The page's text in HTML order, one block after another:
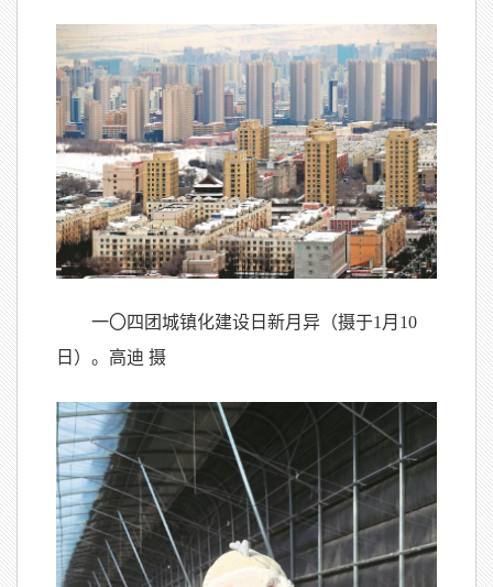
一〇四团城镇化建设日新月异（摄于1月10
日）。高迪 摄